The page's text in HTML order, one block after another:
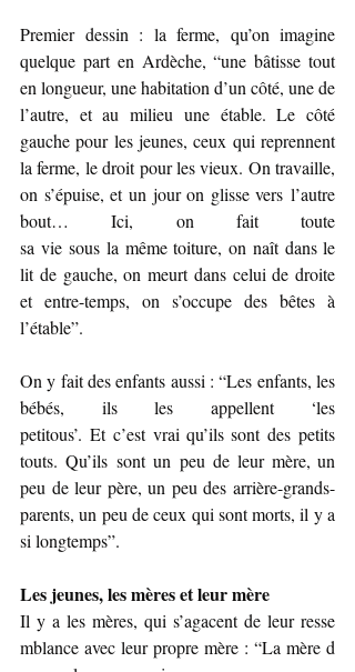
Premier dessin : la ferme, qu’on imagine
quelque part en Ardèche, “une bâtisse tout
en longueur, une habitation d’un côté, une de
l’autre, et au milieu une étable. Le côté
gauche pour les jeunes, ceux qui reprennent
la ferme, le droit pour les vieux. On travaille,
on s’épuise, et un jour on glisse vers l’autre
bout… Ici, on fait toute
sa vie sous la même toiture, on naît dans le
lit de gauche, on meurt dans celui de droite
et entre-temps, on s’occupe des bêtes à
l’étable”.
On y fait des enfants aussi : “Les enfants, les
bébés, ils les appellent ‘les
petitous’. Et c’est vrai qu’ils sont des petits
touts. Qu’ils sont un peu de leur mère, un
peu de leur père, un peu des arrière-grands-
parents, un peu de ceux qui sont morts, il y a
si longtemps”.
Les jeunes, les mères et leur mère
Il y a les mères, qui s’agacent de leur resse
mblance avec leur propre mère : “La mère d